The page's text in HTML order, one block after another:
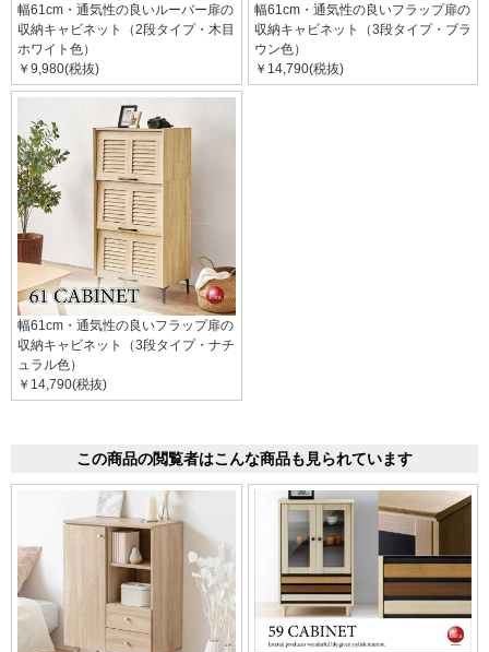
幅61cm・通気性の良いルーバー扉の
収納キャビネット（2段タイプ・木目
ホワイト色）
￥9,980(税抜)
幅61cm・通気性の良いフラップ扉の
収納キャビネット（3段タイプ・ブラ
ウン色）
￥14,790(税抜)
幅61cm・通気性の良いフラップ扉の
収納キャビネット（3段タイプ・ナチ
ュラル色）
￥14,790(税抜)
この商品の閲覧者はこんな商品も見られています